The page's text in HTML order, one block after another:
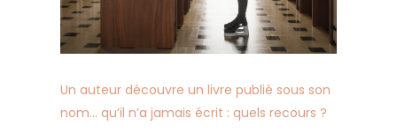
Un auteur découvre un livre publié sous son
nom… qu’il n’a jamais écrit : quels recours ?